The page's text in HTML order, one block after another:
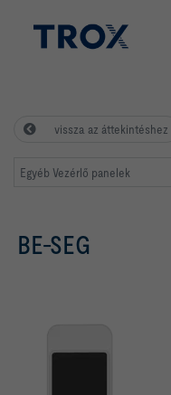
vissza az áttekintéshez
Egyéb Vezérlő panelek
BE-SEG